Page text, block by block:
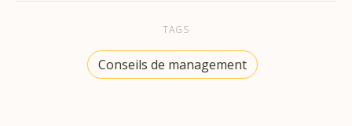
TAGS
Conseils de management